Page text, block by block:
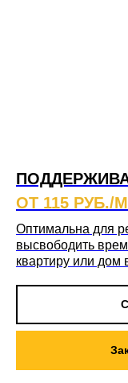
ОТ 115 РУБ./
Оптимальна для
высвободить
квартиру или дом